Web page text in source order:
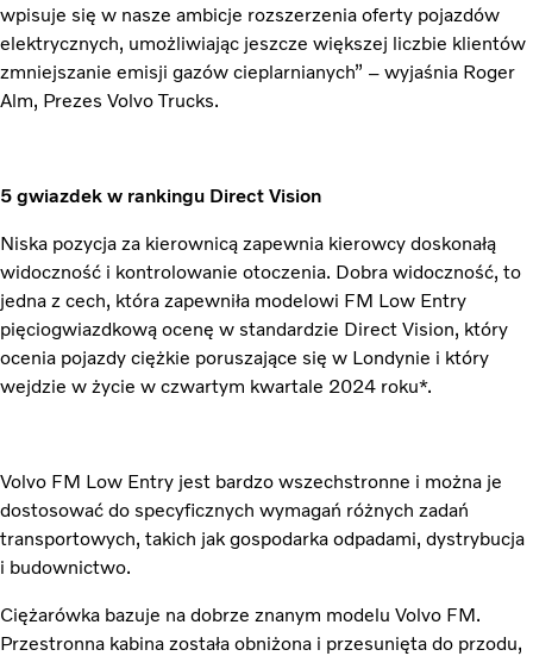
wpisuje się w nasze ambicje rozszerzenia oferty pojazdów
elektrycznych, umożliwiając jeszcze większej liczbie klientów
zmniejszanie emisji gazów cieplarnianych” – wyjaśnia Roger
Alm, Prezes Volvo Trucks.
5 gwiazdek w rankingu Direct Vision
Niska pozycja za kierownicą zapewnia kierowcy doskonałą
widoczność i kontrolowanie otoczenia. Dobra widoczność, to
jedna z cech, która zapewniła modelowi FM Low Entry
pięciogwiazdkową ocenę w standardzie Direct Vision, który
ocenia pojazdy ciężkie poruszające się w Londynie i który
wejdzie w życie w czwartym kwartale 2024 roku*.
Volvo FM Low Entry jest bardzo wszechstronne i można je
dostosować do specyficznych wymagań różnych zadań
transportowych, takich jak gospodarka odpadami, dystrybucja
i budownictwo.
Ciężarówka bazuje na dobrze znanym modelu Volvo FM.
Przestronna kabina została obniżona i przesunięta do przodu,